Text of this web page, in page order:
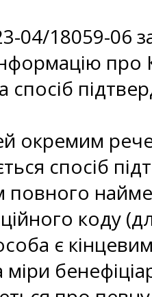
04/18059-06
про
окремим
спосіб
повного
коду
є